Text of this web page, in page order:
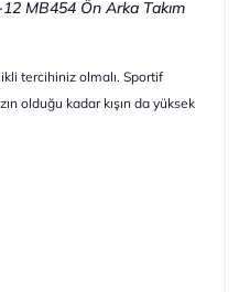
MB454 Ön Arka Takım
tercihiniz olmalı. Sportif
olduğu kadar kışın da yüksek